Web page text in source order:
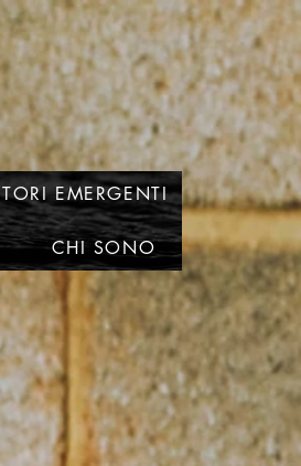
EMERGENTI
CHI SONO